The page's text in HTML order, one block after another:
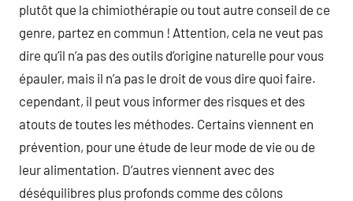
plutôt que la chimiothérapie ou tout autre conseil de ce
genre, partez en commun ! Attention, cela ne veut pas
dire qu’il n’a pas des outils d’origine naturelle pour vous
épauler, mais il n’a pas le droit de vous dire quoi faire.
cependant, il peut vous informer des risques et des
atouts de toutes les méthodes. Certains viennent en
prévention, pour une étude de leur mode de vie ou de
leur alimentation. D’autres viennent avec des
déséquilibres plus profonds comme des côlons